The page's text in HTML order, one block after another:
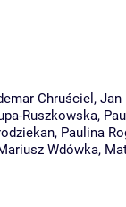
Chruściel , Jan
Ruszkowska,
, Paulina
Wdówka,